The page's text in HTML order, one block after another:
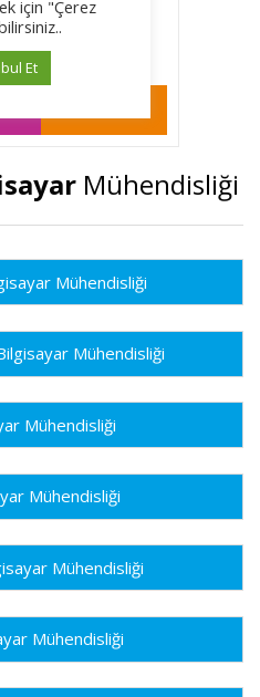
Mühendisliği
Mühendisliği
Mühendisliği
Mühendisliği
Mühendisliği
Mühendisliği
Mühendisliği